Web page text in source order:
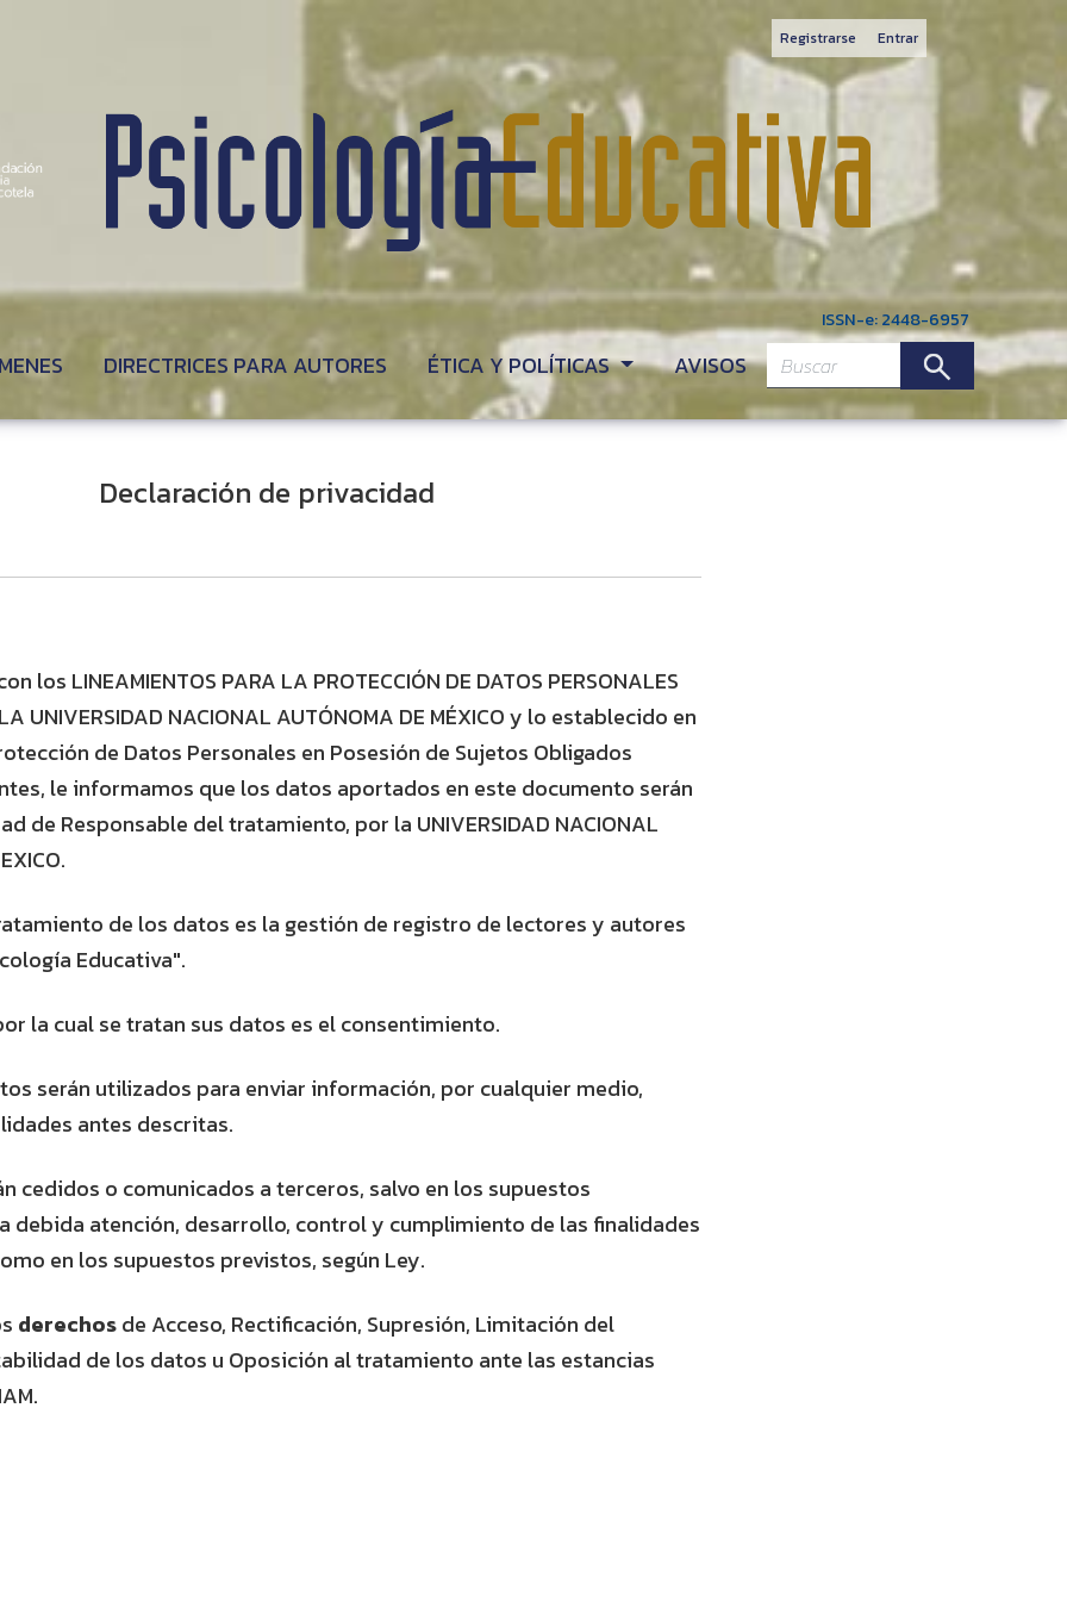
ISSN-e: 2448-6957
DIRECTRICES PARA AUTORES ÉTICA Y POLÍTICAS AVISOS
Registrarse Entrar
Declaración de privacidad
los LINEAMIENTOS PARA LA PROTECCIÓN DE DATOS PERSONALES
UNIVERSIDAD NACIONAL AUTÓNOMA DE MÉXICO y lo establecido en
de Datos Personales en Posesión de Sujetos Obligados
le informamos que los datos aportados en este documento serán
de Responsable del tratamiento, por la UNIVERSIDAD NACIONAL
de los datos es la gestión de registro de lectores y autores
Educativa".
la cual se tratan sus datos es el consentimiento.
serán utilizados para enviar información, por cualquier medio,
antes descritas.
cedidos o comunicados a terceros, salvo en los supuestos
debida atención, desarrollo, control y cumplimiento de las finalidades
en los supuestos previstos, según Ley.
derechosde Acceso, Rectificación, Supresión, Limitación del
de los datos u Oposición al tratamiento ante las estancias